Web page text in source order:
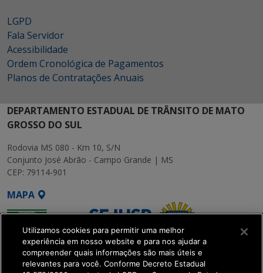
LGPD
Fala Servidor
Acessibilidade
Ordem Cronológica de Pagamentos
Planos de Contratações Anuais
DEPARTAMENTO ESTADUAL DE TRÂNSITO DE MATO
GROSSO DO SUL
Rodovia MS 080 - Km 10, S/N
Conjunto José Abrão - Campo Grande | MS
CEP: 79114-901
MAPA
Utilizamos cookies para permitir uma melhor
experiência em nosso website e para nos ajudar a
compreender quais informações são mais úteis e
relevantes para você. Conforme Decreto Estadual